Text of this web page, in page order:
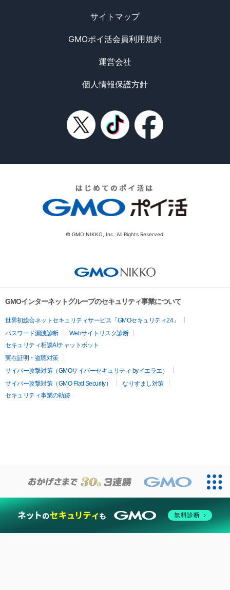
サイトマップ
GMOポイ活会員利用規約
運営会社
個人情報保護方針
© GMO NIKKO, Inc. All Rights Reserved.
GMOインターネットグループのセキュリティ事業について
世界初総合ネットセキュリティサービス「GMOセキュリティ24」
パスワード漏洩診断
Webサイトリスク診断
セキュリティ相談AIチャットボット
実在証明・盗聴対策
サイバー攻撃対策（GMOサイバーセキュリティ byイエラエ）
サイバー攻撃対策（GMO Flatt Security）
なりすまし対策
セキュリティ事業の軌跡
無料診断